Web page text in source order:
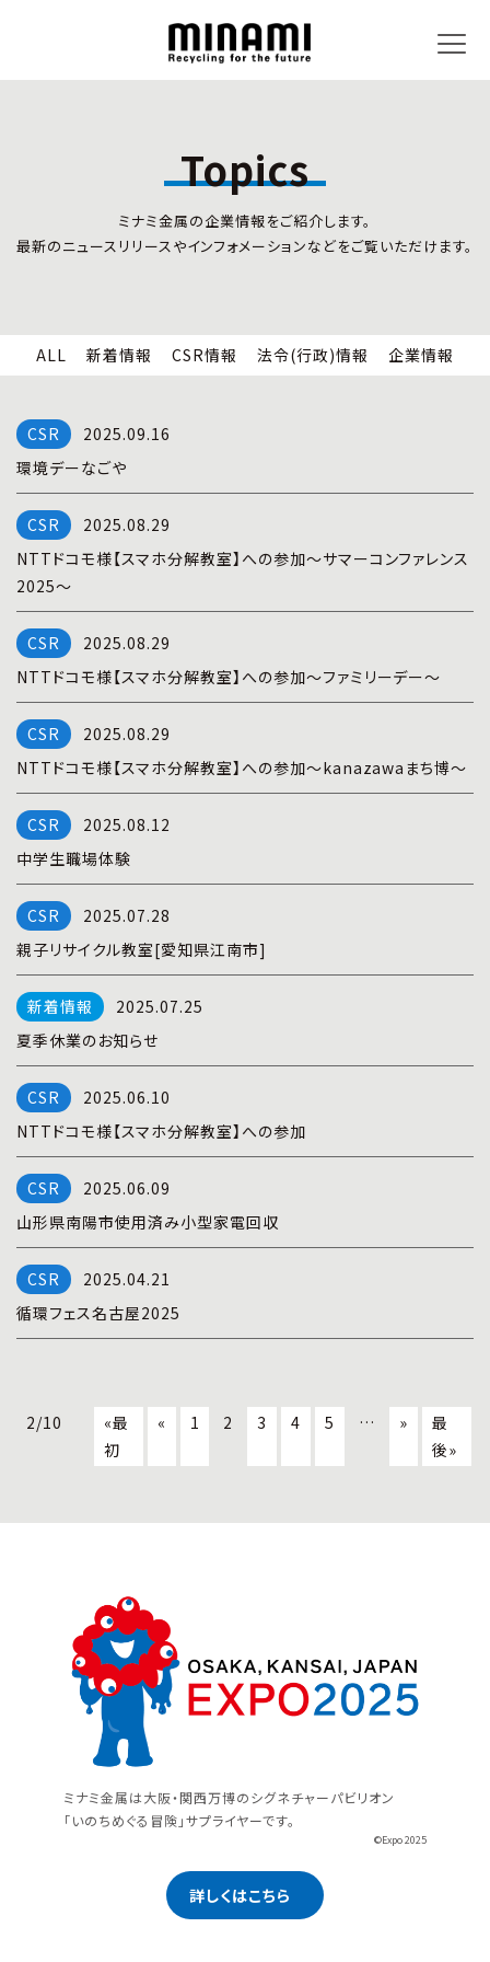
CSR情報
企業情報
全国事業所紹介
事業内容
リサイクルサービス
小型家電リサイクル法
全国の回収対応
Topics
ミナミ金属の企業情報をご紹介します。
最新のニュースリリースやインフォメーションなどをご覧いただけます。
ALL 新着情報 CSR情報 法令(行政)情報 企業情報
2025.09.16
環境デーなごや
2025.08.29
NTTドコモ様【スマホ分解教室】への参加～サマーコンファレンス
2025～
2025.08.29
NTTドコモ様【スマホ分解教室】への参加～ファミリーデー～
2025.08.29
NTTドコモ様【スマホ分解教室】への参加～kanazawaまち博～
2025.08.12
中学生職場体験
2025.07.28
親子リサイクル教室[愛知県江南市]
2025.07.25
夏季休業のお知らせ
2025.06.10
NTTドコモ様【スマホ分解教室】への参加
2025.06.09
山形県南陽市使用済み小型家電回収
2025.04.21
循環フェス名古屋2025
2/10
«最
初
« 1 2 3 4 5 … »
最
後»
ミナミ金属は大阪・関西万博のシグネチャーパビリオン
「いのちめぐる冒険」サプライヤーです。
©Expo 2025
詳しくはこちら